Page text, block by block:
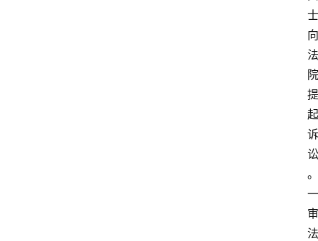
士
向
法
院
提
起
诉
讼
。
一
审
法